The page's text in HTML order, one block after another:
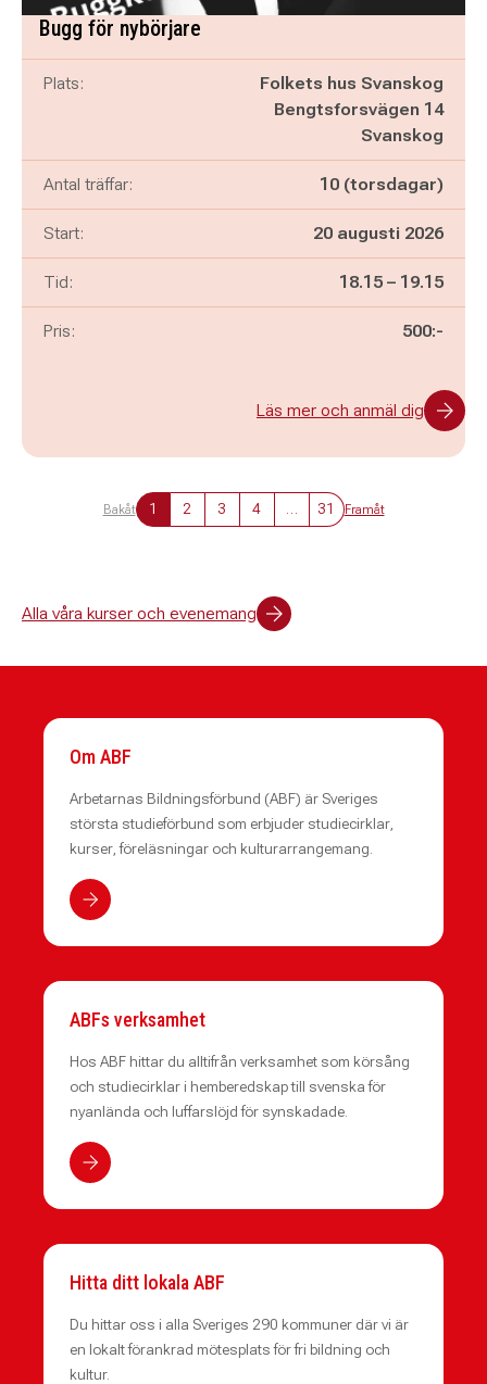
Bugg för nybörjare
Plats:
Folkets hus Svanskog
Bengtsforsvägen 14
Svanskog
Antal träffar: 10 (torsdagar)
Start: 20 augusti 2026
Tid: Pågår mellan
18.15 – och
19.15
Pris: 500:-
Läs mer och anmäl dig
Bakåt 1 2 3 4 31 Framåt
Alla våra kurser och evenemang
Om ABF
Arbetarnas Bildningsförbund (ABF) är Sveriges
största studieförbund som erbjuder studiecirklar,
kurser, föreläsningar och kulturarrangemang.
ABFs verksamhet
Hos ABF hittar du alltifrån verksamhet som körsång
och studiecirklar i hemberedskap till svenska för
nyanlända och luffarslöjd för synskadade.
Hitta ditt lokala ABF
Du hittar oss i alla Sveriges 290 kommuner där vi är
en lokalt förankrad mötesplats för fri bildning och
kultur.